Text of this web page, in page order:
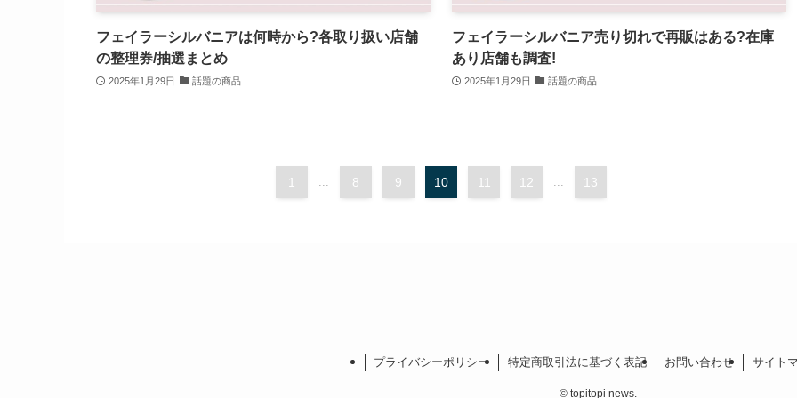
フェイラーシルバニアは何時から?各取り扱い店舗
の整理券/抽選まとめ
2025年1月29日 話題の商品
フェイラーシルバニア売り切れで再販はある?在庫
あり店舗も調査!
2025年1月29日 話題の商品
1 ... 8 9 10 11 12 ... 13
プライバシーポリシー 特定商取引法に基づく表記 お問い合わせ サイト
©topitopi news.